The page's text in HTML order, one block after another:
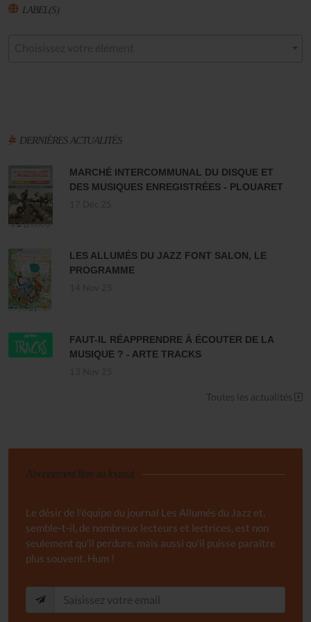
LABEL(S)
DERNIÈRES ACTUALITÉS
MARCHÉ INTERCOMMUNAL DU DISQUE ET
DES MUSIQUES ENREGISTRÉES - PLOUARET
LES ALLUMÉS DU JAZZ FONT SALON, LE
PROGRAMME
FAUT-IL RÉAPPRENDRE À ÉCOUTER DE LA
MUSIQUE ? - ARTE TRACKS
Toutes les actualités
Abonnement libre au Journal
Le désir de l'équipe du journal Les Allumés du Jazz et,
semble-t-il, de nombreux lecteurs et lectrices, est non
seulement qu'il perdure, mais aussi qu'il puisse paraître
plus souvent. Hum !